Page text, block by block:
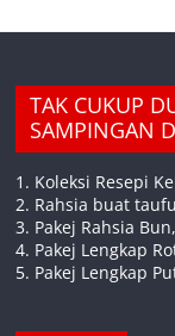
TAK CUKUP
SAMPINGAN
1. Koleksi Resepi
2. Rahsia buat
3. Pakej Rahsia
4. Pakej Lengkap
5. Pakej Lengkap